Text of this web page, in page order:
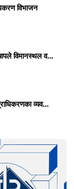
विभाजन
विमानस्थल व...
व्यव...